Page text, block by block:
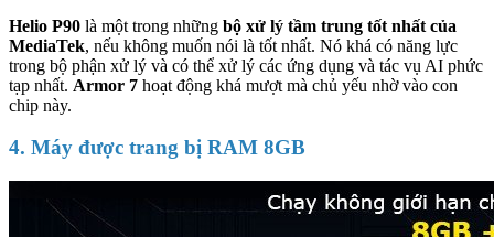
Helio P90 là một trong những bộ xử lý tầm trung tốt nhất của
MediaTek, nếu không muốn nói là tốt nhất. Nó khá có năng lực
trong bộ phận xử lý và có thể xử lý các ứng dụng và tác vụ AI phức
tạp nhất. Armor 7 hoạt động khá mượt mà chủ yếu nhờ vào con
chip này.
4. Máy được trang bị RAM 8GB